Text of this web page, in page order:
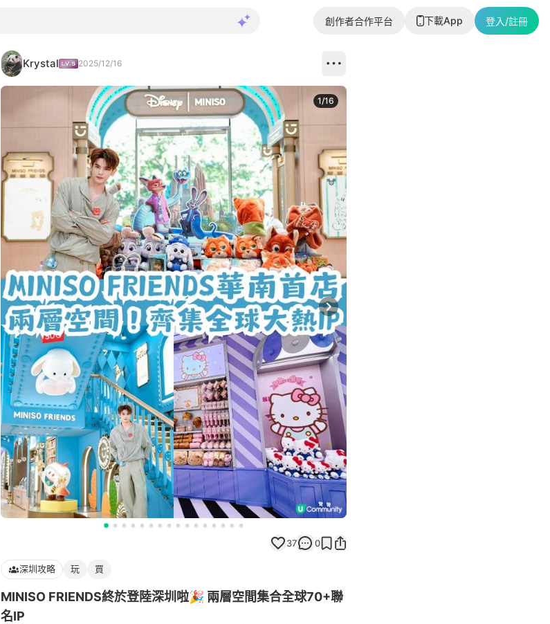
創作者合作平台 下載App 登入/註冊
Krystal 2025/12/16
Next slide
1/16
37 0
深圳攻略 玩 買
MINISO FRIENDS終於登陸深圳啦🎉 兩層空間集合全球70+聯
名IP